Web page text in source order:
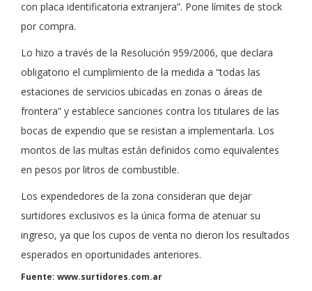
con placa identificatoria extranjera”. Pone límites de stock
por compra.
Lo hizo a través de la Resolución 959/2006, que declara
obligatorio el cumplimiento de la medida a “todas las
estaciones de servicios ubicadas en zonas o áreas de
frontera” y establece sanciones contra los titulares de las
bocas de expendio que se resistan a implementarla. Los
montos de las multas están definidos como equivalentes
en pesos por litros de combustible.
Los expendedores de la zona consideran que dejar
surtidores exclusivos es la única forma de atenuar su
ingreso, ya que los cupos de venta no dieron los resultados
esperados en oportunidades anteriores.
Fuente: www.surtidores.com.ar